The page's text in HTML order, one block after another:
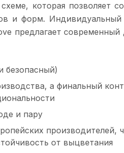
которая позволяет
и форм.
предлагает
безопасный)
а финальный
и пару
от выцветания